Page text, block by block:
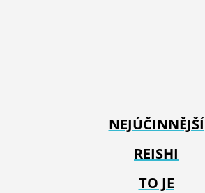
NEJÚČINNĚJŠÍ
REISHI
TO JE